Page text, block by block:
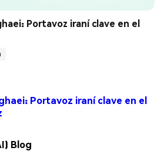
Portavoz iraní clave en el
Portavoz iraní clave en el
Blog